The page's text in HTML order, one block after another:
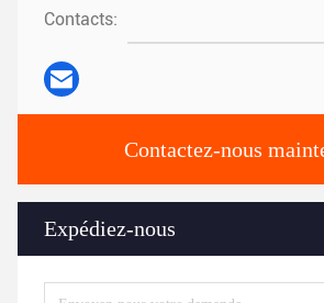
Contacts:
Contactez-nous
Expédiez-nous